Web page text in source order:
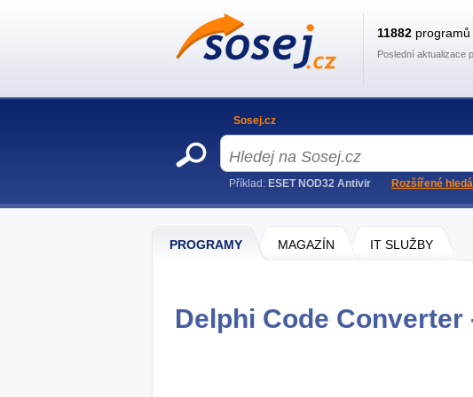
PROGRAMY MAGAZÍN IT SLUŽBY
Delphi Code Converter
11882
Poslední aktualizace
Sosej.cz
Příklad: ESET NOD32 Antivir Rozšířené